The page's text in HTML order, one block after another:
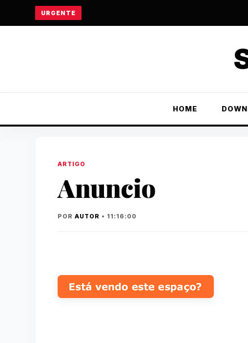
URGENTE
HOME
ARTIGO
Anuncio
POR AUTOR • 11:16:00